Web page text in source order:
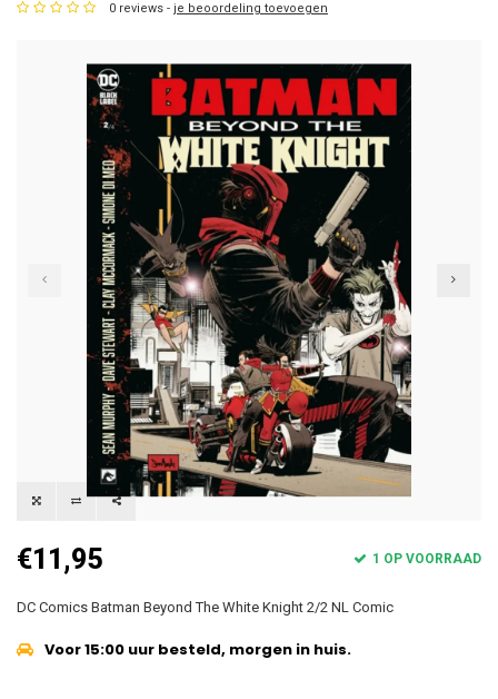
0 reviews - je beoordeling toevoegen
€11,95 1 OP VOORRAAD
DC Comics Batman Beyond The White Knight 2/2 NL Comic
Voor 15:00 uur besteld, morgen in huis.